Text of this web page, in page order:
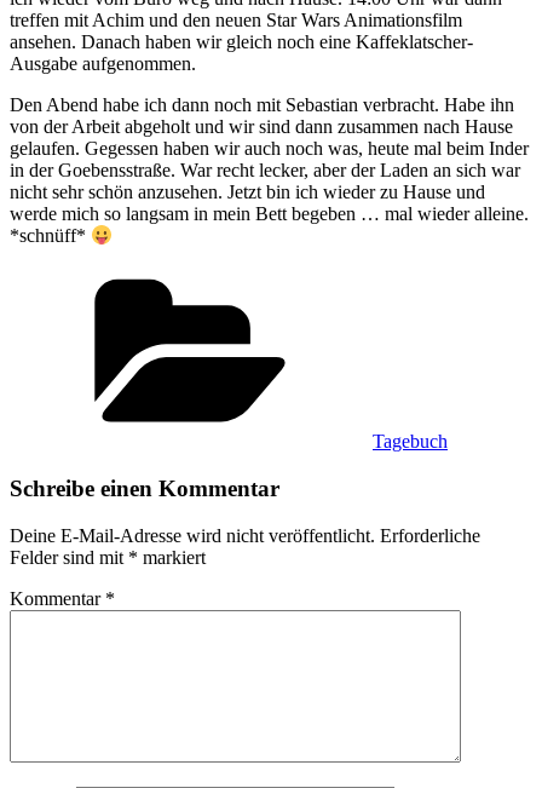
treffen mit Achim und den neuen Star Wars Animationsfilm
ansehen. Danach haben wir gleich noch eine Kaffeklatscher-
Ausgabe aufgenommen.
Den Abend habe ich dann noch mit Sebastian verbracht. Habe ihn
von der Arbeit abgeholt und wir sind dann zusammen nach Hause
gelaufen. Gegessen haben wir auch noch was, heute mal beim Inder
in der Goebensstraße. War recht lecker, aber der Laden an sich war
nicht sehr schön anzusehen. Jetzt bin ich wieder zu Hause und
werde mich so langsam in mein Bett begeben … mal wieder alleine.
*schnüff*
Tagebuch
Schreibe einen Kommentar
Deine E-Mail-Adresse wird nicht veröffentlicht. Erforderliche
Felder sind mit * markiert
Kommentar *